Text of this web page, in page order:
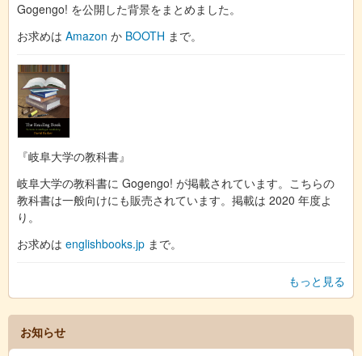
Gogengo! を公開した背景をまとめました。
お求めは Amazon か BOOTH まで。
『岐阜大学の教科書』
岐阜大学の教科書に Gogengo! が掲載されています。こちらの
教科書は一般向けにも販売されています。掲載は 2020 年度よ
り。
お求めは englishbooks.jp まで。
もっと見る
お知らせ